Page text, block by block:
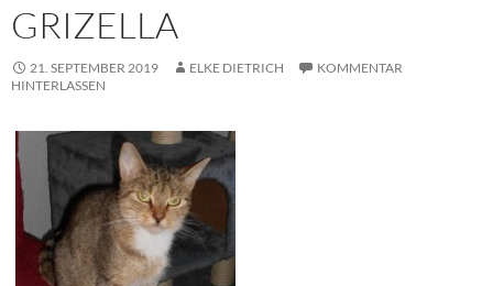
GRIZELLA
21. SEPTEMBER 2019 ELKE DIETRICH
KOMMENTAR
HINTERLASSEN